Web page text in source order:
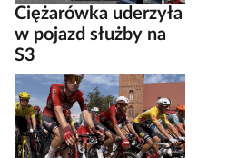
Ciężarówka uderzyła
w pojazd służby na
S3